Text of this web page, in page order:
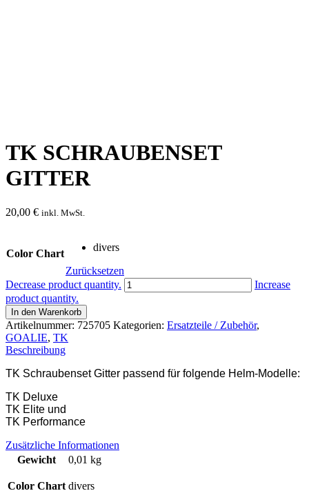
TK SCHRAUBENSET
GITTER
20,00 € inkl. MwSt.
Color Chart
divers
Zurücksetzen
Decrease product quantity. TK
SCHRAUBENSET
Menge
Increase
product quantity.
In den Warenkorb
Artikelnummer: 725705 Kategorien: Ersatzteile / Zubehör,
GOALIE, TK
Beschreibung
TK Schraubenset Gitter passend für folgende Helm-Modelle:
TK Deluxe
TK Elite und
TK Performance
Zusätzliche Informationen
Gewicht
0,01 kg
Color Chart divers